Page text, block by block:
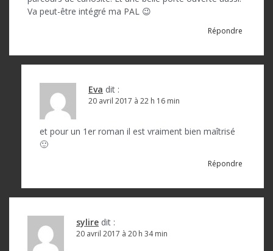
Va peut-être intégré ma PAL 😉
Répondre
Eva dit :
20 avril 2017 à 22 h 16 min
et pour un 1er roman il est vraiment bien maîtrisé
🙂
Répondre
sylire dit :
20 avril 2017 à 20 h 34 min